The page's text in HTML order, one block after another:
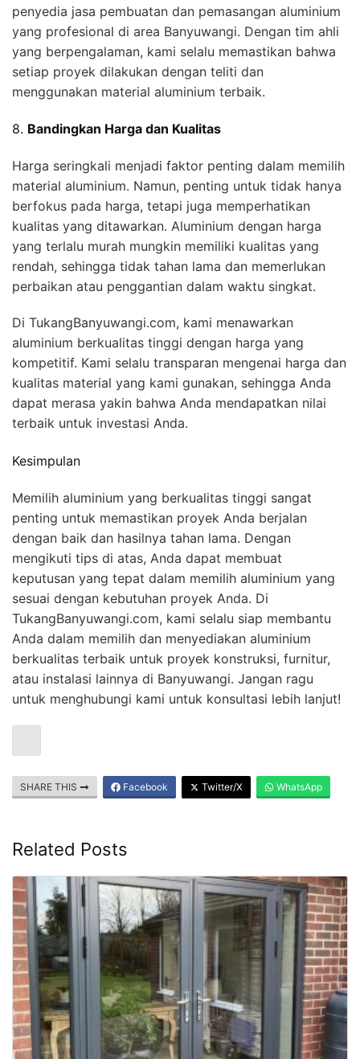
penyedia jasa pembuatan dan pemasangan aluminium
yang profesional di area Banyuwangi. Dengan tim ahli
yang berpengalaman, kami selalu memastikan bahwa
setiap proyek dilakukan dengan teliti dan
menggunakan material aluminium terbaik.
8. Bandingkan Harga dan Kualitas
Harga seringkali menjadi faktor penting dalam memilih
material aluminium. Namun, penting untuk tidak hanya
berfokus pada harga, tetapi juga memperhatikan
kualitas yang ditawarkan. Aluminium dengan harga
yang terlalu murah mungkin memiliki kualitas yang
rendah, sehingga tidak tahan lama dan memerlukan
perbaikan atau penggantian dalam waktu singkat.
Di TukangBanyuwangi.com, kami menawarkan
aluminium berkualitas tinggi dengan harga yang
kompetitif. Kami selalu transparan mengenai harga dan
kualitas material yang kami gunakan, sehingga Anda
dapat merasa yakin bahwa Anda mendapatkan nilai
terbaik untuk investasi Anda.
Kesimpulan
Memilih aluminium yang berkualitas tinggi sangat
penting untuk memastikan proyek Anda berjalan
dengan baik dan hasilnya tahan lama. Dengan
mengikuti tips di atas, Anda dapat membuat
keputusan yang tepat dalam memilih aluminium yang
sesuai dengan kebutuhan proyek Anda. Di
TukangBanyuwangi.com, kami selalu siap membantu
Anda dalam memilih dan menyediakan aluminium
berkualitas terbaik untuk proyek konstruksi, furnitur,
atau instalasi lainnya di Banyuwangi. Jangan ragu
untuk menghubungi kami untuk konsultasi lebih lanjut!
SHARE THIS Facebook Twitter/X WhatsApp
Related Posts